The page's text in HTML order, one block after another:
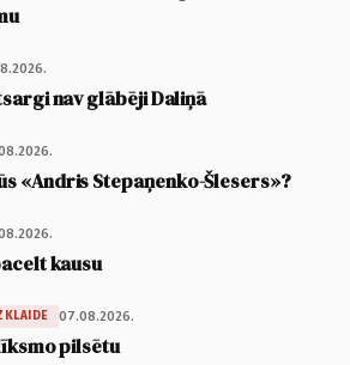
nav glābēji Daliņā
«Andris Stepaņenko-Šlesers»?
kausu
07.08.2026.
pilsētu